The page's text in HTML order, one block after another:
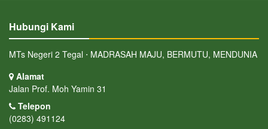
Hubungi Kami
MTs Negeri 2 Tegal ⋅ MADRASAH MAJU, BERMUTU, MENDUNIA
Alamat
Jalan Prof. Moh Yamin 31
Telepon
(0283) 491124